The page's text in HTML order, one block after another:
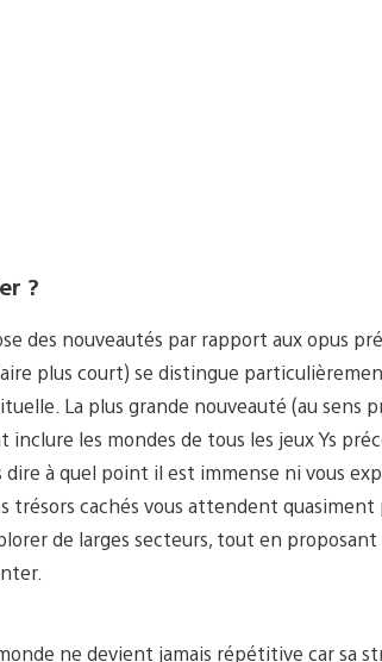
?
des nouveautés par rapport aux opus
plus court) se distingue
La plus grande nouveauté (au sens
les mondes de tous les jeux Ys
dire à quel point il est immense ni vous
trésors cachés vous attendent
de larges secteurs, tout en
ne devient jamais répétitive car sa